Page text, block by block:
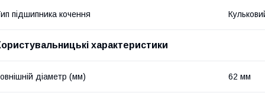
підшипника кочення
характеристики
діаметр (мм) 62 мм